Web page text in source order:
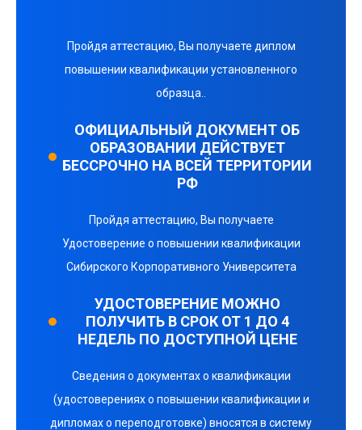
Пройдя аттестацию, Вы получаете диплом
повышении квалификации установленного
образца..
ОФИЦИАЛЬНЫЙ ДОКУМЕНТ ОБ
ОБРАЗОВАНИИ ДЕЙСТВУЕТ
БЕССРОЧНО НА ВСЕЙ ТЕРРИТОРИИ
РФ
Пройдя аттестацию, Вы получаете
Удостоверение о повышении квалификации
Сибирского Корпоративного Университета
УДОСТОВЕРЕНИЕ МОЖНО
ПОЛУЧИТЬ В СРОК ОТ 1 ДО 4
НЕДЕЛЬ ПО ДОСТУПНОЙ ЦЕНЕ
Сведения о документах о квалификации
(удостоверениях о повышении квалификации и
дипломах о переподготовке) вносятся в систему